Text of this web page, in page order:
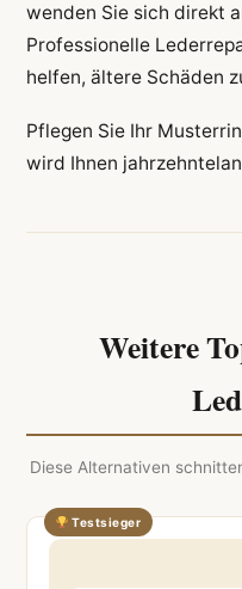
wenden Sie sich direkt
Professionelle
helfen, ältere Schäden
Pflegen Sie Ihr
wird Ihnen
Weitere
Diese Alternativen
Testsieger